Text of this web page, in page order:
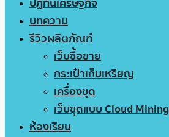
บทความ
รีวิวผลิตภัณฑ์
เว็บซื้อขาย
กระเป๋าเก็บเหรียญ
เครื่องขุด
เว็บขุดแบบ Cloud Mining
ห้องเรียน